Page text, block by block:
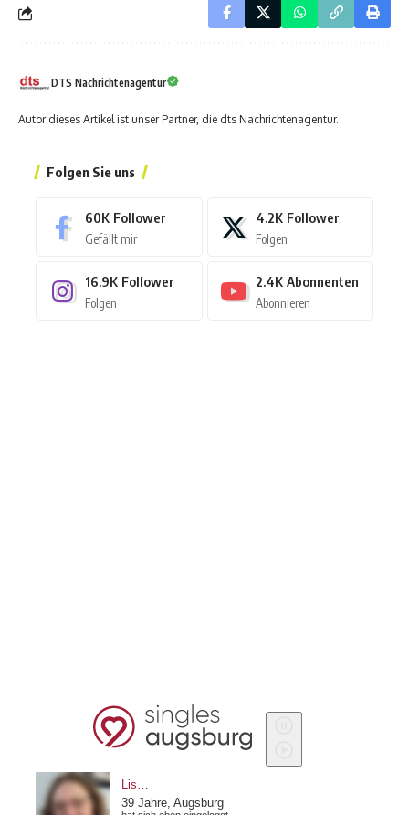
DTS Nachrichtenagentur
Autor dieses Artikel ist unser Partner, die dts Nachrichtenagentur.
Folgen Sie uns
60K Follower
Gefällt mir
4.2K Follower
Folgen
16.9K Follower
Folgen
2.4K Abonnenten
Abonnieren